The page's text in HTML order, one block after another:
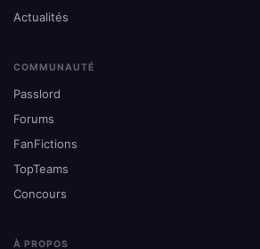
Actualités
COMMUNAUTÉ
Passlord
Forums
FanFictions
TopTeams
Concours
À PROPOS